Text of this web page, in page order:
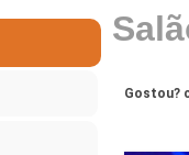
Gostou?